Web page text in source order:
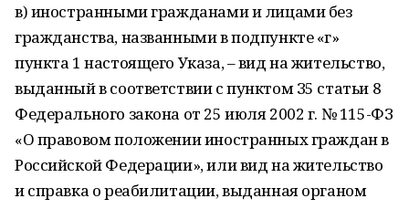
в) иностранными гражданами и лицами без
гражданства, названными в подпункте «г»
пункта 1 настоящего Указа, – вид на жительство,
выданный в соответствии с пунктом З5 статьи 8
Федерального закона от 25 июля 2002 г. № 115-ФЗ
«О правовом положении иностранных граждан в
Российской Федерации», или вид на жительство
и справка о реабилитации, выданная органом